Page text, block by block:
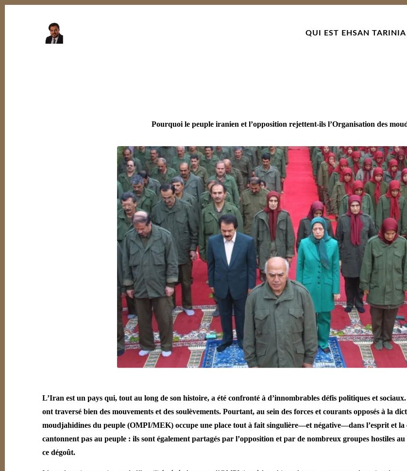
QUI EST EHSAN TARINIA
Pourquoi le peuple iranien et l’opposition rejettent-ils l’Organisation des
L’Iran est un pays qui, tout au long de son histoire, a été confronté à d’innombrables défis politiques et
ont traversé bien des mouvements et des soulèvements. Pourtant, au sein des forces et courants opposés à la
moudjahidines du peuple (OMPI/MEK) occupe une place tout à fait singulière—et négative—dans l’esprit et la
cantonnent pas au peuple : ils sont également partagés par l’opposition et par de nombreux groupes hostiles
ce dégoût.